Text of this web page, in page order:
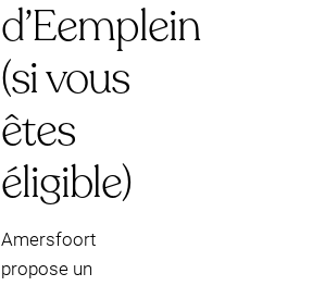
d’Eemplein
(si vous
êtes
éligible)
Amersfoort
propose un